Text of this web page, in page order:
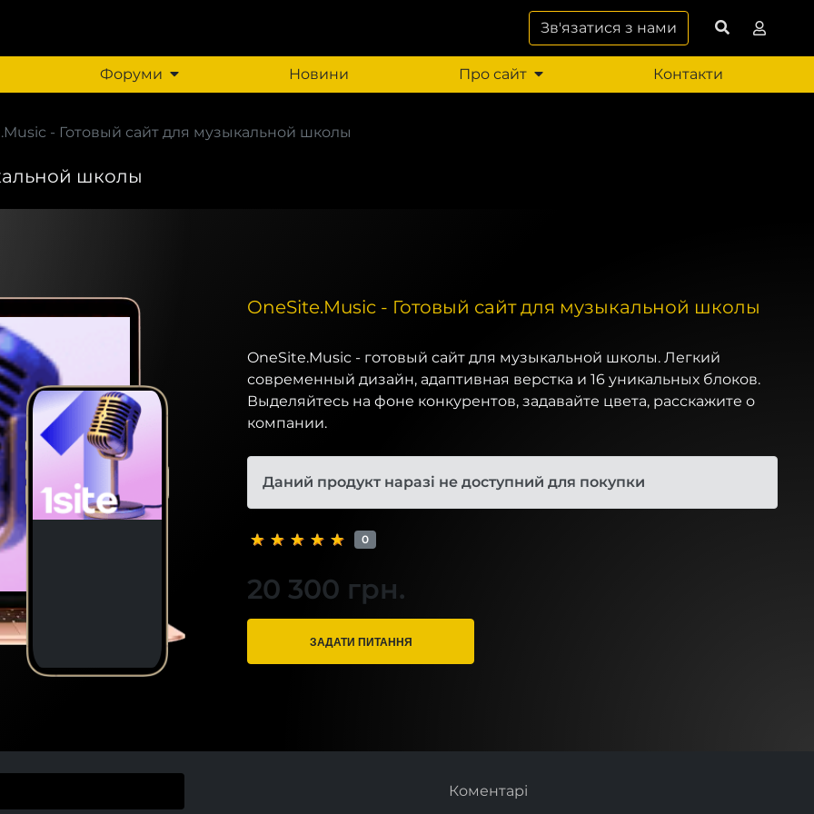
Зв'язатися з нами
Форуми Новини Про сайт Контакти
- Готовый сайт для музыкальной школы
школы
OneSite.Music - Готовый сайт для музыкальной школы
OneSite.Music - готовый сайт для музыкальной школы. Легкий
современный дизайн, адаптивная верстка и 16 уникальных блоков.
Выделяйтесь на фоне конкурентов, задавайте цвета, расскажите о
компании.
Даний продукт наразі не доступний для покупки
0
20 300 грн.
ЗАДАТИ ПИТАННЯ
Коментарі